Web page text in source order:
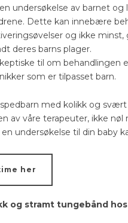
undersøkelse av barnet og
Dette kan innebære
og ikke minst,
deres barns plager.
til om behandlingen
som er tilpasset barn.
med kolikk og
av våre terapeuter, ikke
undersøkelse til din baby
her
og stramt tungebånd